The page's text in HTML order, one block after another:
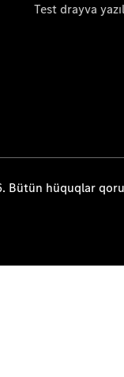
Test drayva
Bütün hüquqlar